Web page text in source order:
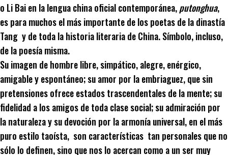
o Li Bai en la lengua china oficial contemporánea,putonghua,
es para muchos el más importante de los poetas de la dinastía
Tang y de toda la historia literaria de China. Símbolo, incluso,
de la poesía misma.
Su imagen de hombre libre, simpático, alegre, enérgico,
amigable y espontáneo; su amor por la embriaguez, que sin
pretensiones ofrece estados trascendentales de la mente; su
fidelidad a los amigos de toda clase social; su admiración por
la naturaleza y su devoción por la armonía universal, en el más
puro estilo taoísta, son características tan personales que no
sólo lo definen, sino que nos lo acercan como a un ser muy